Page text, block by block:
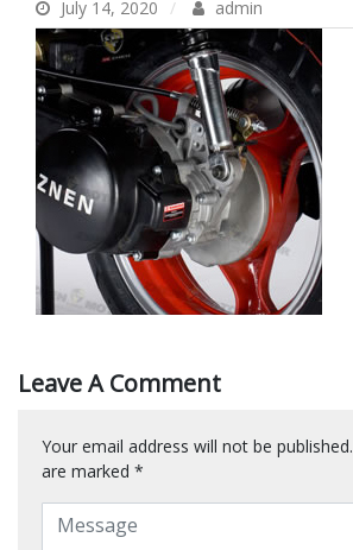
July 14, 2020 admin
Leave A Comment
Your email address will not be published.
are marked *